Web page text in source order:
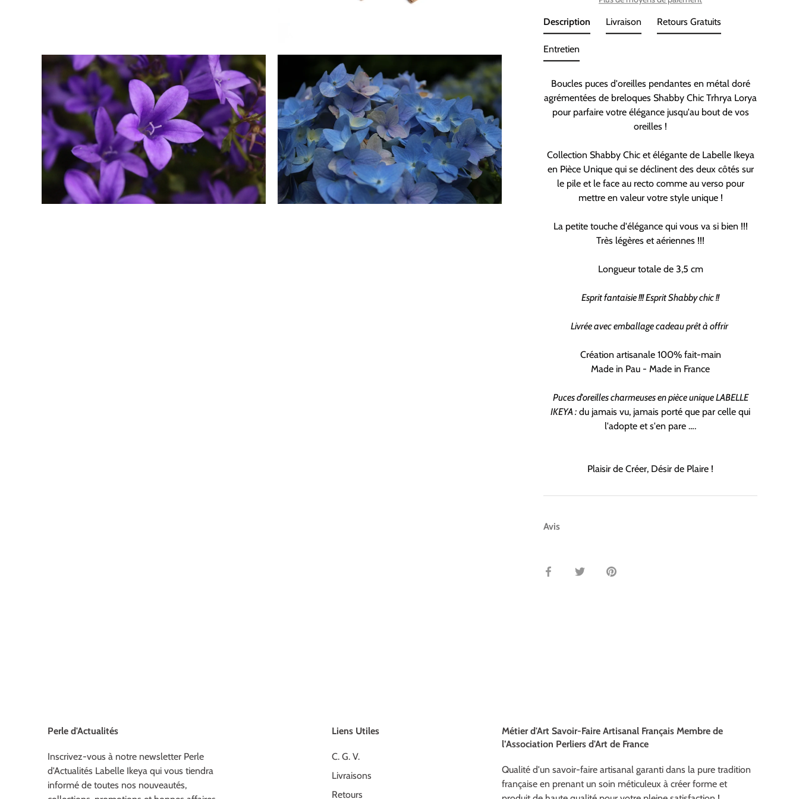
Description
Boucles puces d'oreilles pendantes en métal doré
agrémentées de breloques Shabby Chic Trhrya Lorya
pour parfaire votre élégance jusqu'au bout de vos
oreilles !
Collection Shabby Chic et élégante de Labelle Ikeya
en Pièce Unique qui se déclinent des deux côtés sur
le pile et le face au recto comme au verso pour
mettre en valeur votre style unique !
La petite touche d'élégance qui vous va si bien !!!
Très légères et aériennes !!!
Longueur totale de 3,5 cm
Esprit fantaisie !!! Esprit Shabby chic !!
Livrée avec emballage cadeau prêt à offrir
Création artisanale 100% fait-main
Made in Pau - Made in France
Puces d'oreilles charmeuses en pièce unique LABELLE
IKEYA : du jamais vu, jamais porté que par celle qui
l'adopte et s'en pare ….
Plaisir de Créer, Désir de Plaire !
Livraison Retours Gratuits
Entretien
Avis
PartagerTweeterÉpingler
Perle d'Actualités
Inscrivez-vous à notre newsletter Perle
d'Actualités Labelle Ikeya qui vous tiendra
informé de toutes nos nouveautés,
Liens Utiles
C. G. V.
Livraisons
Retours
Métier d'Art Savoir-Faire Artisanal Français Membre de
l’Association Perliers d'Art de France
Qualité d'un savoir-faire artisanal garanti dans la pure tradition
française en prenant un soin méticuleux à créer forme et